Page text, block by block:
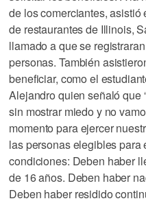
de los comerciantes,
de restaurantes de Illinois,
llamado a que se
personas. También
beneficiar, como el
Alejandro quien señaló que
sin mostrar miedo y no
momento para ejercer
las personas elegibles
condiciones: Deben haber
de 16 años. Deben haber
Deben haber residido